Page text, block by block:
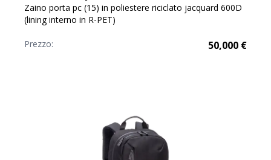
Zaino porta pc (15) in poliestere riciclato jacquard 600D
(lining interno in R-PET)
Prezzo: 50,000 €